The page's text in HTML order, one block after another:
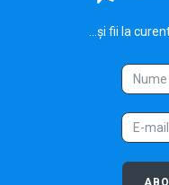
...și fii la